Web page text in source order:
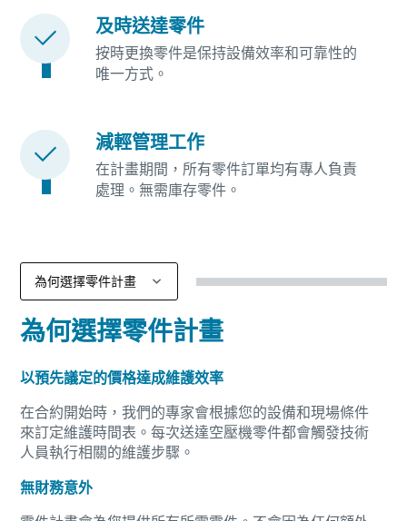
深入瞭解及時送達零件
按時更換零件是保持設備效率和可靠性的
唯一方式。
減輕管理工作
在計畫期間，所有零件訂單均有專人負責
處理。無需庫存零件。
為何選擇零件計畫
以預先議定的價格達成維護效率
在合約開始時，我們的專家會根據您的設備和現場條件
來訂定維護時間表。每次送達空壓機零件都會觸發技術
人員執行相關的維護步驟。
無財務意外